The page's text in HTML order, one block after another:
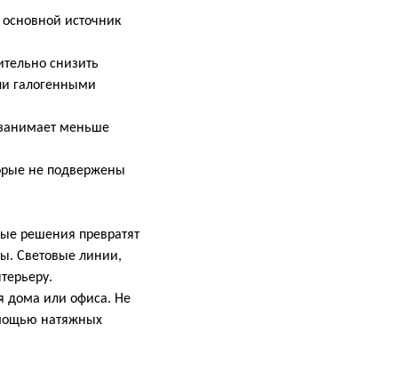
источник
снизить
галогенными
меньше
не подвержены
решения превратят
Световые линии,
дома или офиса. Не
натяжных